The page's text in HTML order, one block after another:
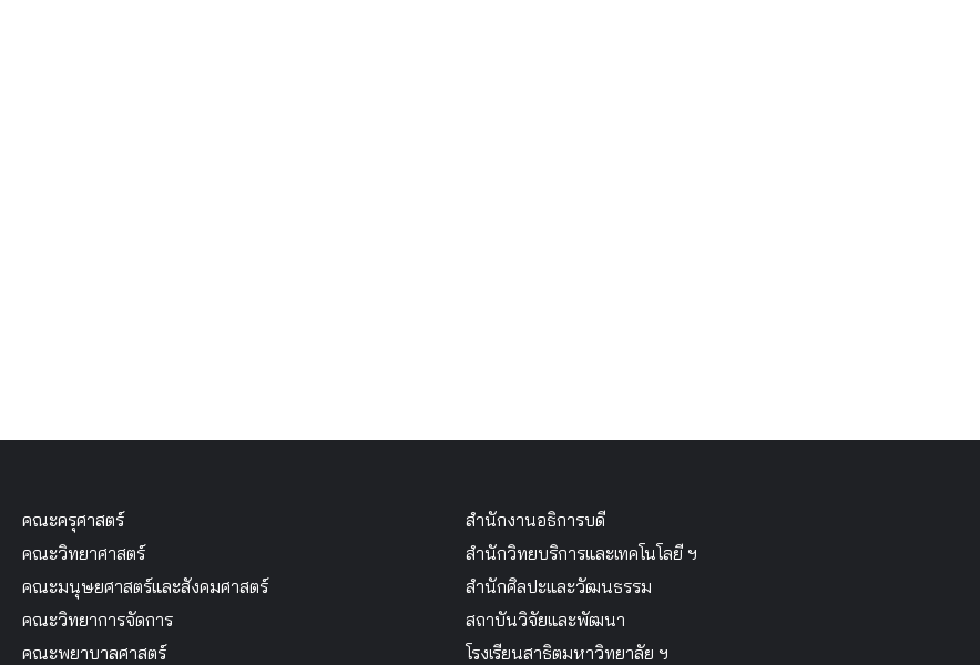
คณะครุศาสตร์
คณะวิทยาศาสตร์
คณะมนุษยศาสตร์และสังคมศาสตร์
คณะวิทยาการจัดการ
คณะพยาบาลศาสตร์
สำนักงานอธิการบดี
สำนักวิทยบริการและเทคโนโลยี ฯ
สำนักศิลปะและวัฒนธรรม
สถาบันวิจัยและพัฒนา
โรงเรียนสาธิตมหาวิทยาลัย ฯ